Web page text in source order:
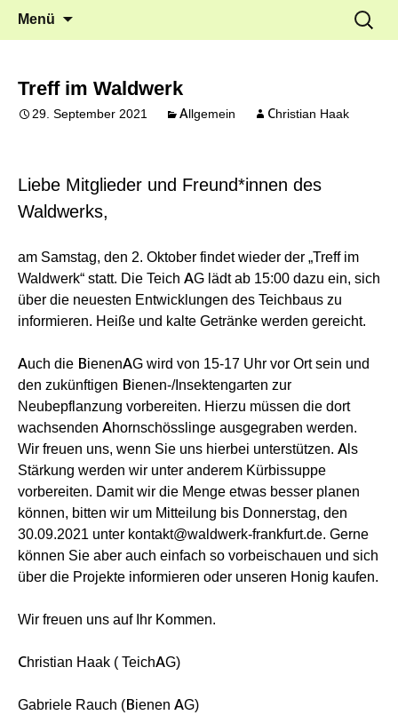
Waldwerk e.V.
Frankfurt Griesheim
Menü
Suchen
nach:
Treff im Waldwerk
29. September 2021 Allgemein Christian Haak
Liebe Mitglieder und Freund*innen des
Waldwerks,
am Samstag, den 2. Oktober findet wieder der „Treff im
Waldwerk“ statt. Die Teich AG lädt ab 15:00 dazu ein, sich
über die neuesten Entwicklungen des Teichbaus zu
informieren. Heiße und kalte Getränke werden gereicht.
Auch die BienenAG wird von 15-17 Uhr vor Ort sein und
den zukünftigen Bienen-/Insektengarten zur
Neubepflanzung vorbereiten. Hierzu müssen die dort
wachsenden Ahornschösslinge ausgegraben werden.
Wir freuen uns, wenn Sie uns hierbei unterstützen. Als
Stärkung werden wir unter anderem Kürbissuppe
vorbereiten. Damit wir die Menge etwas besser planen
können, bitten wir um Mitteilung bis Donnerstag, den
30.09.2021 unter kontakt@waldwerk-frankfurt.de. Gerne
können Sie aber auch einfach so vorbeischauen und sich
über die Projekte informieren oder unseren Honig kaufen.
Wir freuen uns auf Ihr Kommen.
Christian Haak ( TeichAG)
Gabriele Rauch (Bienen AG)